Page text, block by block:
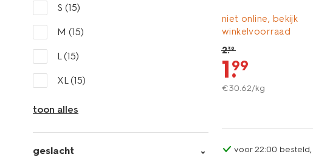
S (15)
M (15)
L(15)
XL(15)
toon alles
geslacht
niet online, bekijk
winkelvoorraad
2.39
1.
99
€30.62/kg
voor 22:00